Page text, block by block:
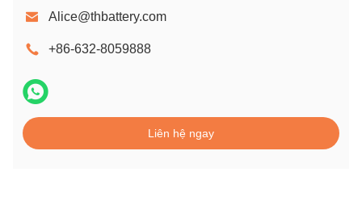
Alice@thbattery.com
+86-632-8059888
Liên hệ ngay